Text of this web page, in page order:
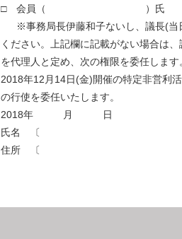
□ 会員（ ）氏
※事務局長伊藤和子ないし、議長(当
ください。上記欄に記載がない場合は
を代理人と定め、次の権限を委任します
2018年12月14日(金)開催の特定非営利
の行使を委任いたします。
2018年 月 日
氏名 〔
住所 〔